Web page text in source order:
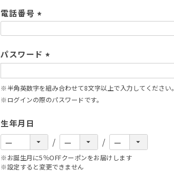
電話番号
必
須
)
パスワード
必
須
)
※半角英数字を組み合わせて8文字以上で入力してください。
※ログインの際のパスワードです。
生年月日
※お誕生月に5％OFFクーポンをお届けします
※設定すると変更できません